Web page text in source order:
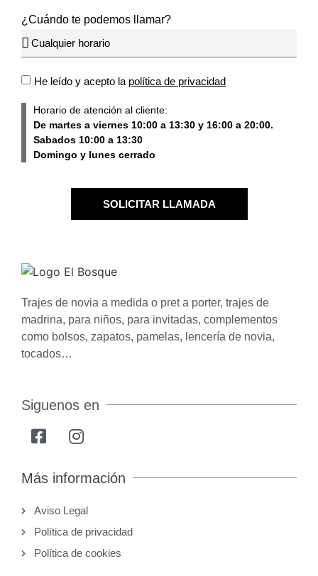
¿Cuándo te podemos llamar?
He leído y acepto la política de privacidad
Horario de atención al cliente:
De martes a viernes 10:00 a 13:30 y 16:00 a 20:00.
Sabados 10:00 a 13:30
Domingo y lunes cerrado
SOLICITAR LLAMADA
Trajes de novia a medida o pret a porter, trajes de
madrina, para niños, para invitadas, complementos
como bolsos, zapatos, pamelas, lencería de novia,
tocados…
Siguenos en
Más información
Aviso Legal
Política de privacidad
Política de cookies